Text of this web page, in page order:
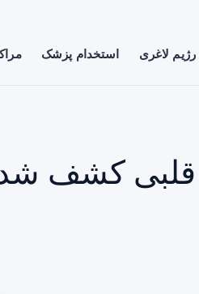
رژیم لاغری استخدام پزشک
قلبی کشف